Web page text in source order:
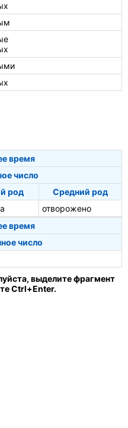
время
число
род
Средний род
отворожено
время
число
выделите фрагмент
Ctrl+Enter.